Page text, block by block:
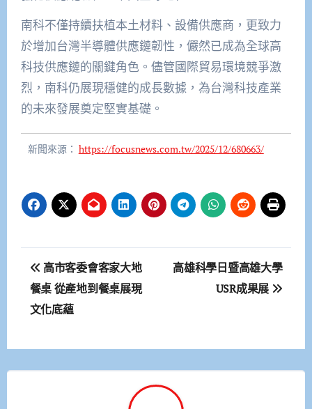
南科不僅持續扶植本土材料、設備供應商，更致力
於增加台灣半導體供應鏈韌性，儼然已成為全球高
科技供應鏈的關鍵角色。儘管國際貿易環境競爭激
烈，南科仍展現穩健的成長數據，為台灣科技產業
的未來發展奠定堅實基礎。
新聞來源： https://focusnews.com.tw/2025/12/680663/
文
章
導
覽
高市客委會客家大地
餐桌 從產地到餐桌展現
文化底蘊
高雄科學日暨高雄大學
USR成果展